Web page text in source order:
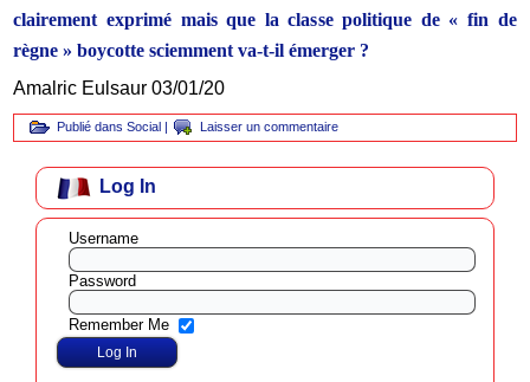
clairement exprimé mais que la classe politique de « fin de
règne » boycotte sciemment va-t-il émerger ?
Amalric Eulsaur 03/01/20
Publié dans Social | Laisser un commentaire
Log In
Username
Password
Remember Me